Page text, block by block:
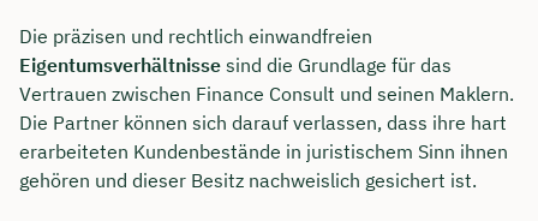
Die präzisen und rechtlich einwandfreien
Eigentumsverhältnisse sind die Grundlage für das
Vertrauen zwischen Finance Consult und seinen Maklern.
Die Partner können sich darauf verlassen, dass ihre hart
erarbeiteten Kundenbestände in juristischem Sinn ihnen
gehören und dieser Besitz nachweislich gesichert ist.